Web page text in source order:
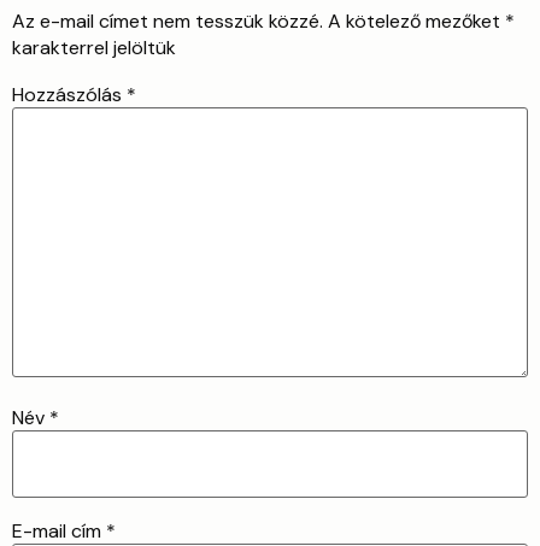
Az e-mail címet nem tesszük közzé. A kötelező mezőket *
karakterrel jelöltük
Hozzászólás *
Név *
E-mail cím *